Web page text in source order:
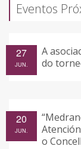
Eventos
A
do
27
JUN.
o
20
JUN.